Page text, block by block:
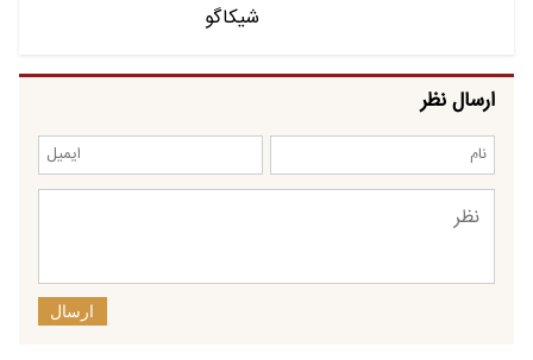
ارسال نظر
ارسال